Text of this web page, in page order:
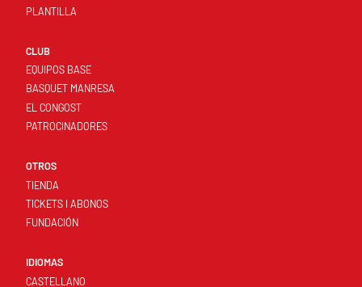
PLANTILLA
CLUB
EQUIPOS BASE
BASQUET MANRESA
EL CONGOST
PATROCINADORES
OTROS
TIENDA
TICKETS I ABONOS
FUNDACIÓN
IDIOMAS
CASTELLANO